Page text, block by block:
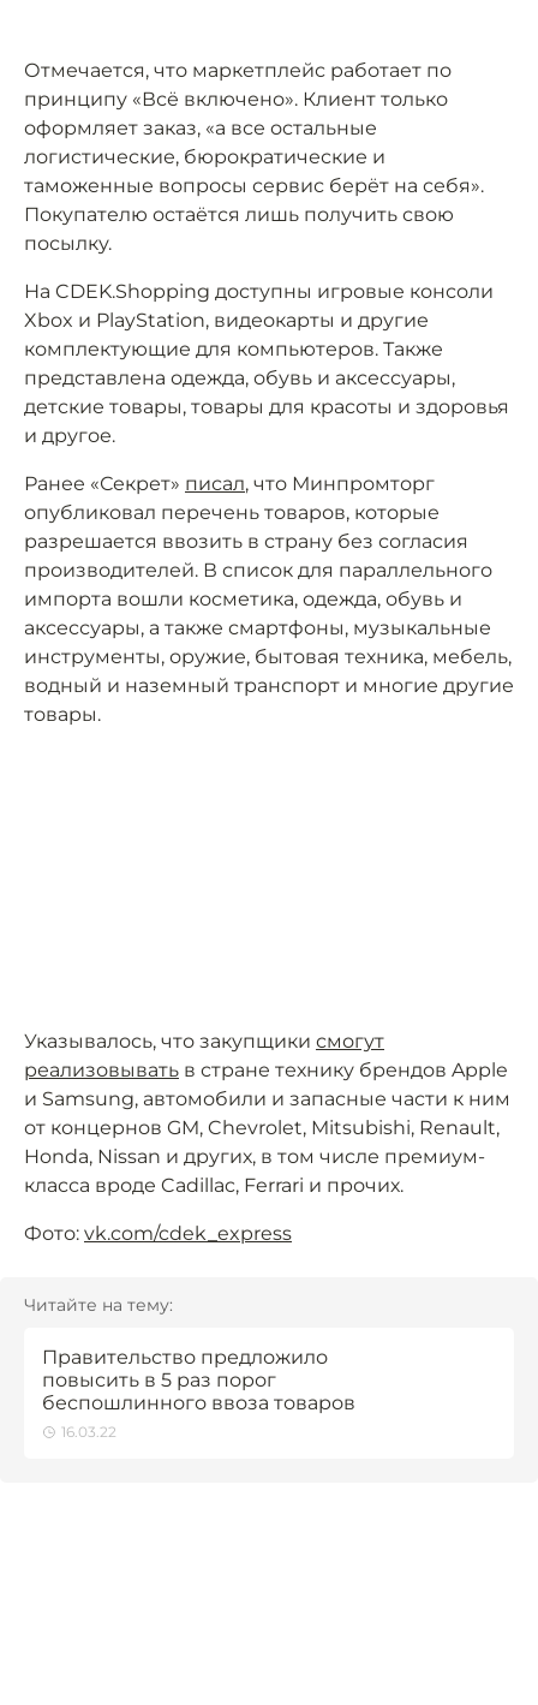
Отмечается, что маркетплейс работает по
принципу «Всё включено». Клиент только
оформляет заказ, «а все остальные
логистические, бюрократические и
таможенные вопросы сервис берёт на себя».
Покупателю остаётся лишь получить свою
посылку.
На CDEK.Shopping доступны игровые консоли
Xbox и PlayStation, видеокарты и другие
комплектующие для компьютеров. Также
представлена одежда, обувь и аксессуары,
детские товары, товары для красоты и здоровья
и другое.
Ранее «Секрет» писал, что Минпромторг
опубликовал перечень товаров, которые
разрешается ввозить в страну без согласия
производителей. В список для параллельного
импорта вошли косметика, одежда, обувь и
аксессуары, а также смартфоны, музыкальные
инструменты, оружие, бытовая техника, мебель,
водный и наземный транспорт и многие другие
товары.
Указывалось, что закупщики смогут
реализовывать в стране технику брендов Apple
и Samsung, автомобили и запасные части к ним
от концернов GM, Chevrolet, Mitsubishi, Renault,
Honda, Nissan и других, в том числе премиум-
класса вроде Cadillac, Ferrari и прочих.
Фото: vk.com/cdek_express
Читайте на тему:
Правительство предложило
повысить в 5 раз порог
беспошлинного ввоза товаров
16.03.22